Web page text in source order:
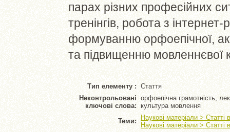
парах різних професійних
тренінгів, робота з
формуванню орфоепічної,
та підвищенню мовленнєвої
Тип елементу : Стаття
Неконтрольовані
ключові слова:
орфоепічна грамотність,
культура мовлення
Теми:
Наукові матеріали > Статті
Наукові матеріали >